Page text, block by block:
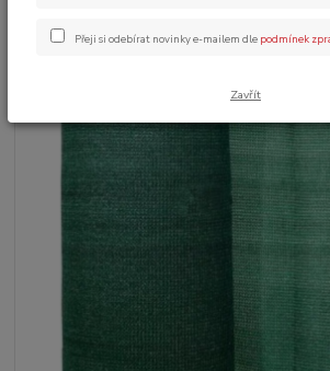
Přeji si odebírat novinky e-mailem dle podmínek
Zavřít